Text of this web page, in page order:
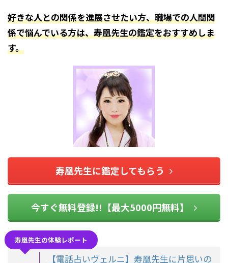
好きな人との関係を進展させたい方、職場での人間関
係で悩んでいる方は、寿凰先生の鑑定をおすすめしま
す。
寿凰先生に鑑定してもらう
今すぐ無料登録!!【最大5000円無料】
寿凰先生の体験レポート
【電話占いヴェルニ】寿凰先生に片思いの